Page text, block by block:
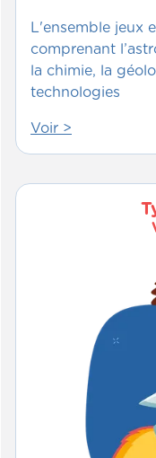
L'ensemble jeux
comprenant
la chimie, la
technologies
Voir >